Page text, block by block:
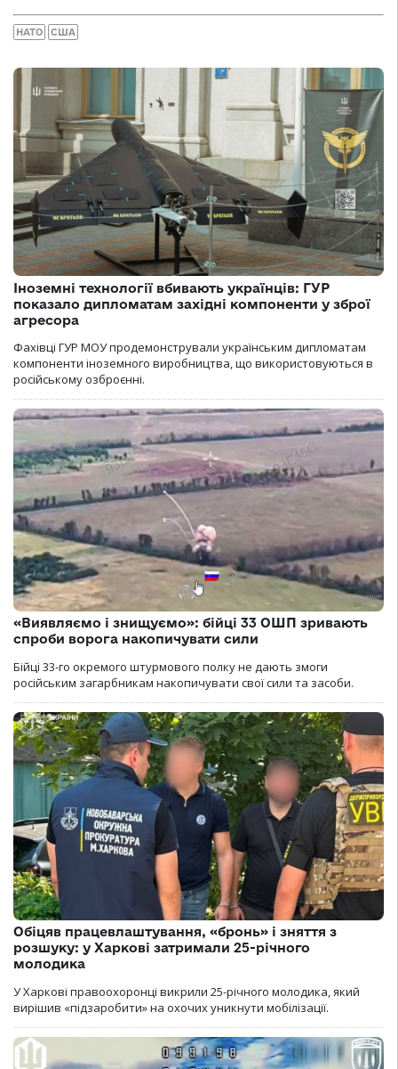
НАТО США
Іноземні технології вбивають українців: ГУР
показало дипломатам західні компоненти у зброї
агресора
Фахівці ГУР МОУ продемонстрували українським дипломатам
компоненти іноземного виробництва, що використовуються в
російському озброєнні.
«Виявляємо і знищуємо»: бійці 33 ОШП зривають
спроби ворога накопичувати сили
Бійці 33-го окремого штурмового полку не дають змоги
російським загарбникам накопичувати свої сили та засоби.
Обіцяв працевлаштування, «бронь» і зняття з
розшуку: у Харкові затримали 25-річного
молодика
У Харкові правоохоронці викрили 25-річного молодика, який
вирішив «підзаробити» на охочих уникнути мобілізації.